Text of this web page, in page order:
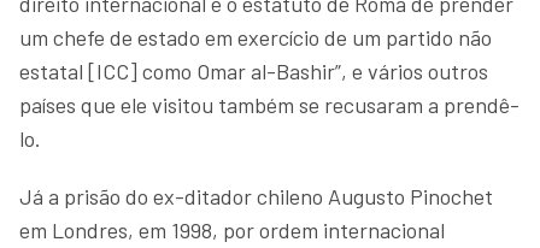
um chefe de estado em exercício de um partido não
estatal [ICC] como Omar al-Bashir”, e vários outros
países que ele visitou também se recusaram a prendê-
lo.
Já a prisão do ex-ditador chileno Augusto Pinochet
em Londres, em 1998, por ordem internacional